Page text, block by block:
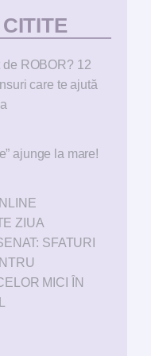
ROBOR? 12
care te ajută
ajunge la mare!
ZIUA
SFATURI
MICI ÎN